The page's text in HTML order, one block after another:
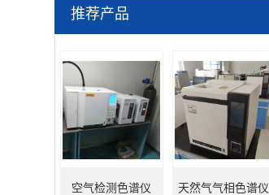
推荐产品
空气检测色谱仪 天然气气相色谱仪